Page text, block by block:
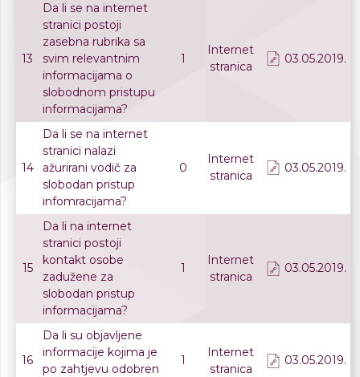
13
Da li se na internet
stranici postoji
zasebna rubrika sa
svim relevantnim
informacijama o
slobodnom pristupu
informacijama?
1
Internet
stranica
03.05.2019.
14
Da li se na internet
stranici nalazi
ažurirani vodič za
slobodan pristup
infomracijama?
0
Internet
stranica
03.05.2019.
15
Da li na internet
stranici postoji
kontakt osobe
zadužene za
slobodan pristup
informacijama?
1
Internet
stranica
03.05.2019.
16
Da li su objavljene
informacije kojima je
po zahtjevu odobren
1
Internet
stranica
03.05.2019.